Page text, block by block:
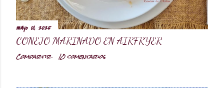
mayo 01, 2025
CONEJO MARINADO EN AIRFRYER
Compartir
10 comentarios